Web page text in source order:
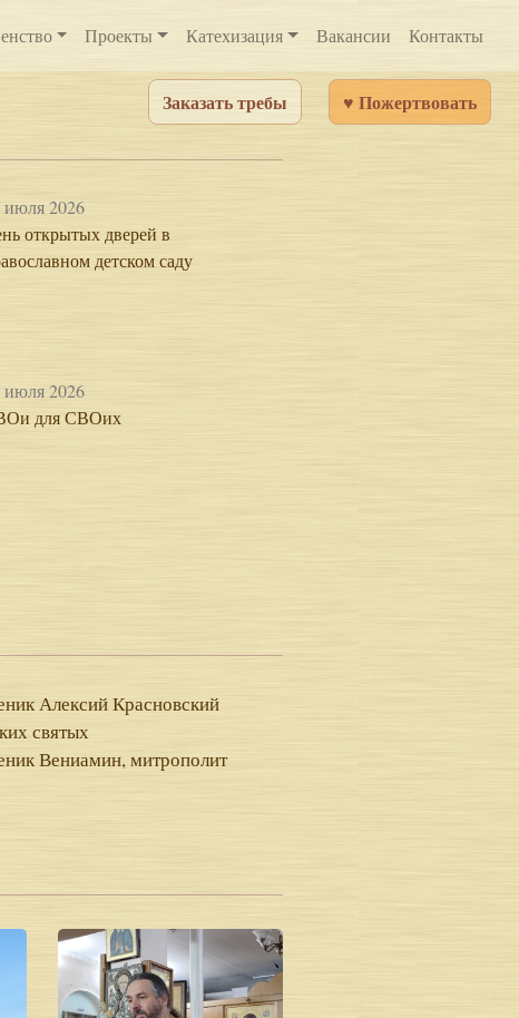
Проекты Катехизация Вакансии Контакты
июля 2026
открытых дверей в
детском саду
июля 2026
для СВОих
Алексий Красновский
святых
Вениамин, митрополит
Заказать требы ♥ Пожертвовать